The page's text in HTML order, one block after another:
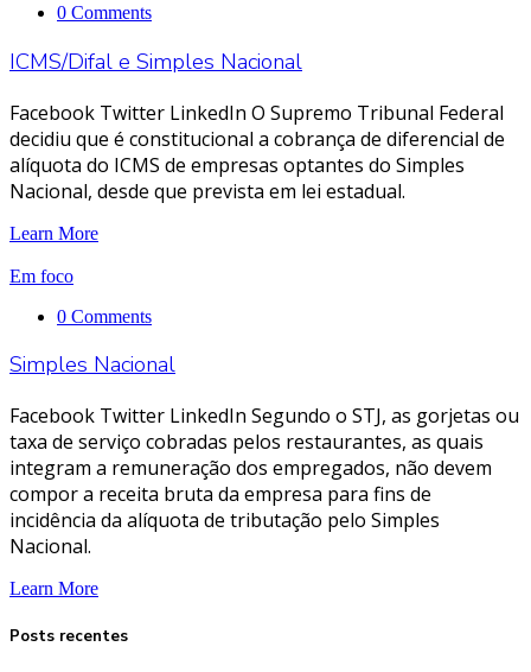
0 Comments
ICMS/Difal e Simples Nacional
Facebook Twitter LinkedIn O Supremo Tribunal Federal
decidiu que é constitucional a cobrança de diferencial de
alíquota do ICMS de empresas optantes do Simples
Nacional, desde que prevista em lei estadual.
Learn More
Em foco
0 Comments
Simples Nacional
Facebook Twitter LinkedIn Segundo o STJ, as gorjetas ou
taxa de serviço cobradas pelos restaurantes, as quais
integram a remuneração dos empregados, não devem
compor a receita bruta da empresa para fins de
incidência da alíquota de tributação pelo Simples
Nacional.
Learn More
Posts recentes